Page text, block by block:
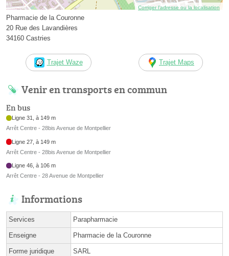
Corriger l’adresse ou la localisation
Pharmacie de la Couronne
20 Rue des Lavandières
34160 Castries
Trajet Waze Trajet Maps
Venir en transports en commun
En bus
Ligne 31, à 149 m
Arrêt Centre - 28bis Avenue de Montpellier
Ligne 27, à 149 m
Arrêt Centre - 28bis Avenue de Montpellier
Ligne 46, à 106 m
Arrêt Centre - 28 Avenue de Montpellier
Informations
Services Parapharmacie
Enseigne Pharmacie de la Couronne
Forme juridique SARL